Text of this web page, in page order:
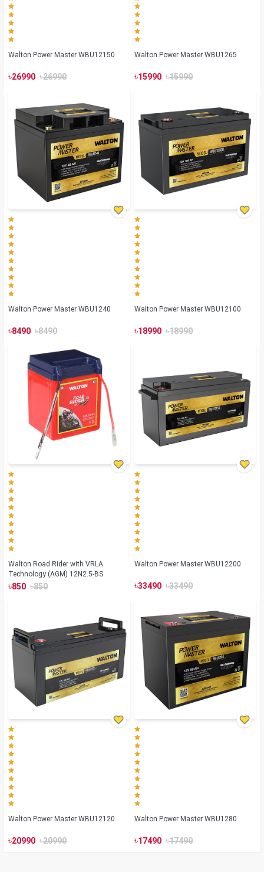
Walton Power Master WBU12150
৳26990 ৳26990
Walton Power Master WBU1265
৳15990 ৳15990
Walton Power Master WBU1240
৳8490 ৳8490
Walton Power Master WBU12100
৳18990 ৳18990
Walton Road Rider with VRLA
Technology (AGM) 12N2.5-BS
৳850 ৳850
Walton Power Master WBU12200
৳33490 ৳33490
Walton Power Master WBU12120
৳20990 ৳20990
Walton Power Master WBU1280
৳17490 ৳17490